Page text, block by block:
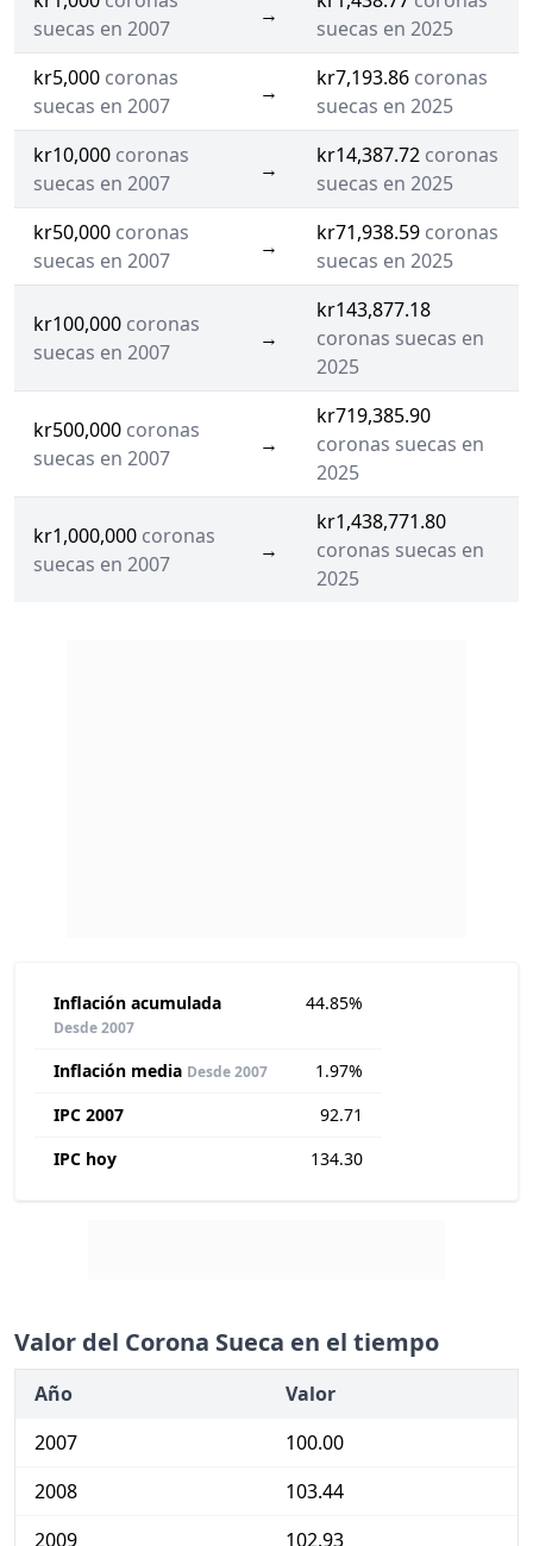
suecas en 2007
→
suecas en 2025
kr5,000 coronas
suecas en 2007
→
kr7,193.86 coronas
suecas en 2025
kr10,000 coronas
suecas en 2007
→
kr14,387.72 coronas
suecas en 2025
kr50,000 coronas
suecas en 2007
→
kr71,938.59 coronas
suecas en 2025
kr100,000 coronas
suecas en 2007
→
kr143,877.18
coronas suecas en
2025
kr500,000 coronas
suecas en 2007
→
kr719,385.90
coronas suecas en
2025
kr1,000,000 coronas
suecas en 2007
→
kr1,438,771.80
coronas suecas en
2025
Inflación acumulada
Desde 2007
44.85%
Inflación media Desde 2007
1.97%
IPC 2007
92.71
IPC hoy
134.30
Valor del Corona Sueca en el tiempo
Año
Valor
2007
100.00
2008
103.44
2009
102.93